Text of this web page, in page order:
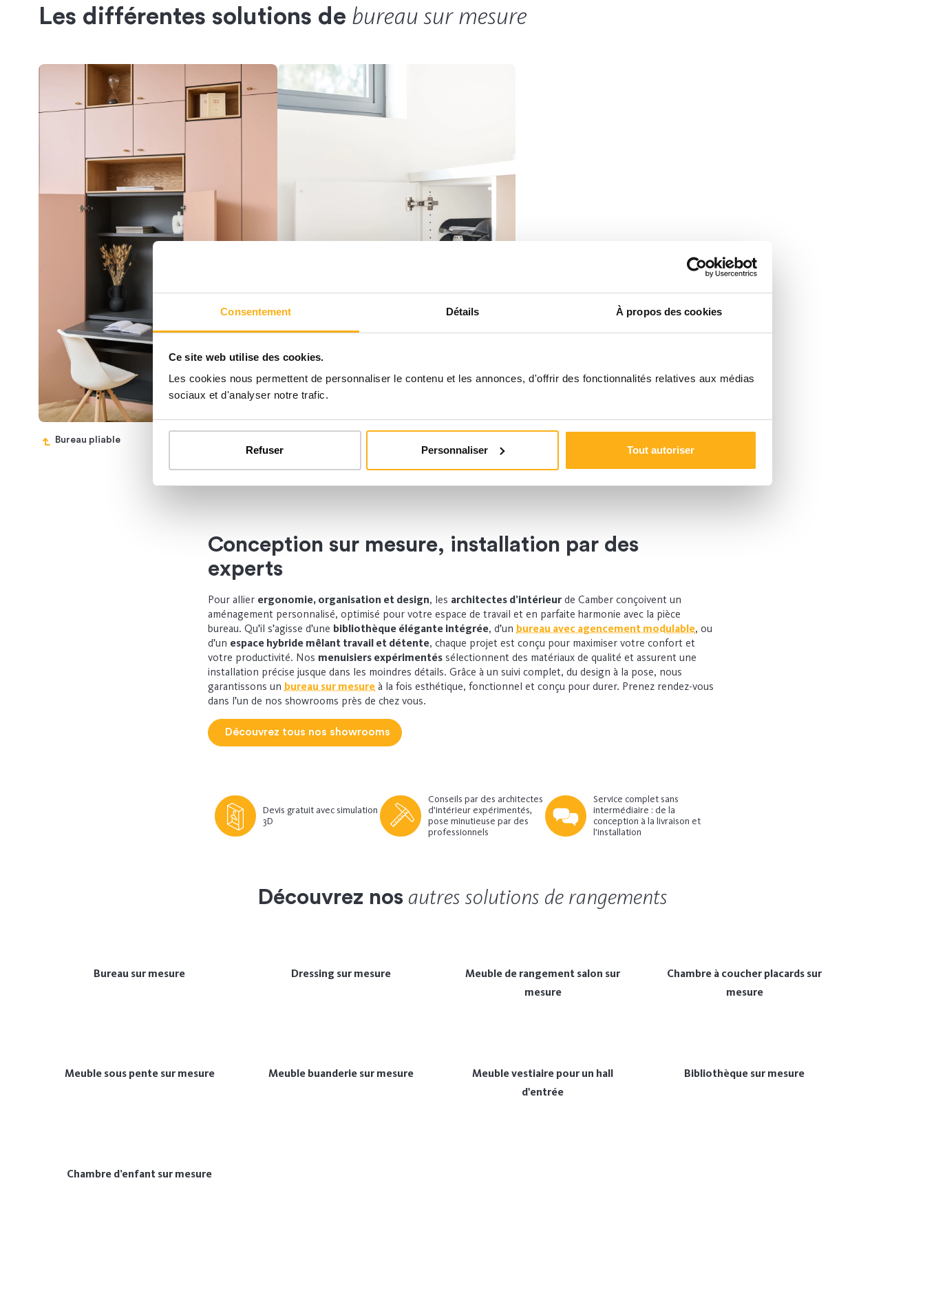
Consentement Détails À propos des cookies
Ce site web utilise des cookies.
Les cookies nous permettent de personnaliser le contenu et les annonces, d'offrir des fonctionnalités relatives aux médias
sociaux et d'analyser notre trafic.
Refuser Personnaliser Tout autoriser
Les différentes solutions de bureau sur mesure
Bureau pliable
Conception sur mesure, installation par des
experts
Pour allier ergonomie, organisation et design, les architectes d’intérieur de Camber conçoivent un
aménagement personnalisé, optimisé pour votre espace de travail et en parfaite harmonie avec la pièce
bureau. Qu’il s’agisse d’une bibliothèque élégante intégrée, d’un bureau avec agencement modulable, ou
d’un espace hybride mêlant travail et détente, chaque projet est conçu pour maximiser votre confort et
votre productivité. Nos menuisiers expérimentés sélectionnent des matériaux de qualité et assurent une
installation précise jusque dans les moindres détails. Grâce à un suivi complet, du design à la pose, nous
garantissons un bureau sur mesure à la fois esthétique, fonctionnel et conçu pour durer. Prenez rendez-vous
dans l’un de nos showrooms près de chez vous.
Découvrez tous nos showrooms
Devis gratuit avec simulation
3D
Conseils par des architectes
d'intérieur expérimentés,
pose minutieuse par des
professionnels
Service complet sans
intermédiaire : de la
conception à la livraison et
l'installation
Découvrez nos autres solutions de rangements
Bureau sur mesure Dressing sur mesure
Meuble de rangement salon sur
mesure
Chambre à coucher placards sur
mesure
Meuble sous pente sur mesure Meuble buanderie sur mesure
Meuble vestiaire pour un hall
d'entrée
Bibliothèque sur mesure
Chambre d’enfant sur mesure